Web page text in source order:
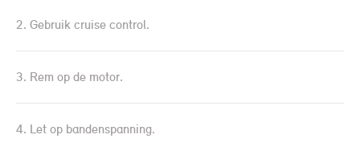
2. Gebruik cruise control.
3. Rem op de motor.
4. Let op bandenspanning.